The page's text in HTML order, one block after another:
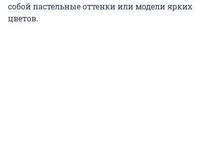
собой пастельные оттенки или модели ярких
цветов.